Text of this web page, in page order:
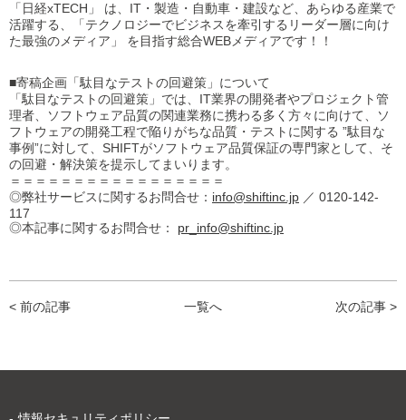
「日経xTECH」
は、IT・製造・自動車・建設など、 あらゆる産業で
活躍する、「テクノロジーでビジネスを牽引するリーダー層に向け
た最強のメディア」 を目指す総合WEBメディアです！！
■寄稿企画「駄目なテストの回避策」について
「駄目なテストの回避策」では、IT業界の開発者やプロジェクト管
理者、ソフトウェア品質の関連業務に携わる多く方々に向けて、ソ
フトウェアの開発工程で陥りがちな品質・テストに関する ”駄目な
事例”に対して、SHIFTがソフトウェア品質保証の専門家として、そ
の回避・解決策を提示してまいります。
＝＝＝＝＝＝＝＝＝＝＝＝＝＝＝＝＝
◎弊社サービスに関するお問合せ： info@shiftinc.jp ／ 0120-142-
117
◎本記事に関するお問合せ： pr_info@shiftinc.jp
< 前の記事 一覧へ 次の記事 >